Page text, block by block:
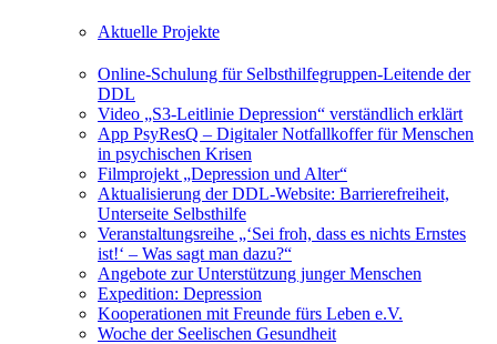
Aktuelle Projekte
Online-Schulung für Selbsthilfegruppen-Leitende der
DDL
Video „S3-Leitlinie Depression“ verständlich erklärt
App PsyResQ – Digitaler Notfallkoffer für Menschen
in psychischen Krisen
Filmprojekt „Depression und Alter“
Aktualisierung der DDL-Website: Barrierefreiheit,
Unterseite Selbsthilfe
Veranstaltungsreihe „‘Sei froh, dass es nichts Ernstes
ist!‘ – Was sagt man dazu?“
Angebote zur Unterstützung junger Menschen
Expedition: Depression
Kooperationen mit Freunde fürs Leben e.V.
Woche der Seelischen Gesundheit